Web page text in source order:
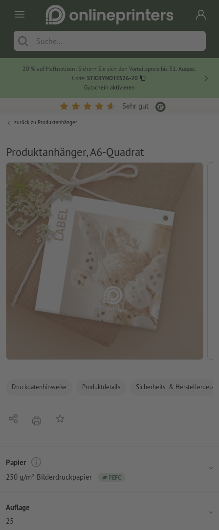
20 % auf Haftnotizen: Sichern Sie sich den Vorteilspreis bis 31. August.
Code: STICKYNOTES26-20
Gutschein aktivieren
Sehr gut
zurück zu Produktanhänger
Produktanhänger, A6-Quadrat
Druckdatenhinweise Produktdetails Sicherheits- &
Teilen DruckenAuf die Merkliste
Papier
250 g/m² Bilderdruckpapier
PEFC
Auflage
25